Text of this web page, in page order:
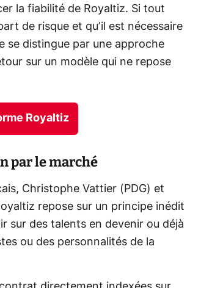
la fiabilité de Royaltiz. Si tout
de risque et qu’il est nécessaire
se distingue par une approche
sur un modèle qui ne repose
Royaltiz
par le marché
Christophe Vattier (PDG) et
repose sur un principe inédit
sur des talents en devenir ou déjà
ou des personnalités de la